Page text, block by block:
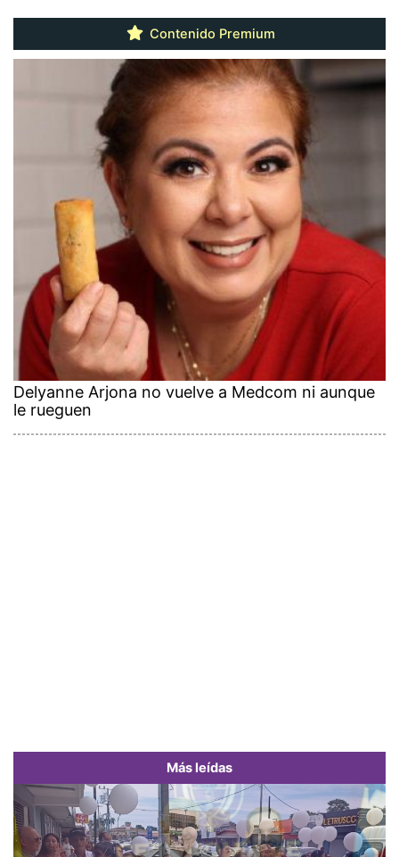
Contenido Premium
Delyanne Arjona no vuelve a Medcom ni aunque
le rueguen
Más leídas